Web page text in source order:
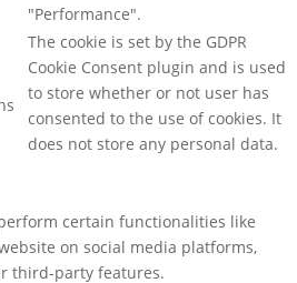
"Performance".
The cookie is set by the GDPR
Cookie Consent plugin and is used
to store whether or not user has
consented to the use of cookies. It
does not store any personal data.
certain functionalities like
on social media platforms,
third-party features.